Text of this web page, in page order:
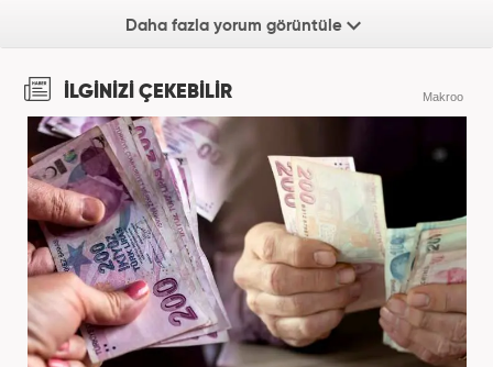
Daha fazla yorum görüntüle
İLGİNİZİ ÇEKEBİLİR Makroo